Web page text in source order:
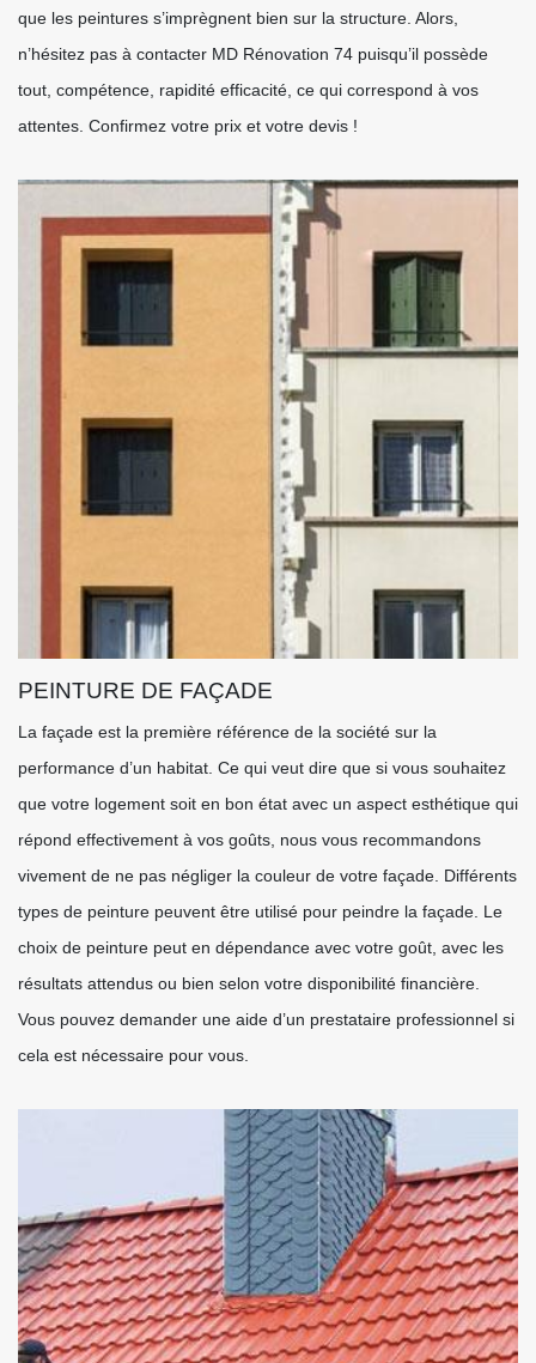
que les peintures s’imprègnent bien sur la structure. Alors,
n’hésitez pas à contacter MD Rénovation 74 puisqu’il possède
tout, compétence, rapidité efficacité, ce qui correspond à vos
attentes. Confirmez votre prix et votre devis !
PEINTURE DE FAÇADE
La façade est la première référence de la société sur la
performance d’un habitat. Ce qui veut dire que si vous souhaitez
que votre logement soit en bon état avec un aspect esthétique qui
répond effectivement à vos goûts, nous vous recommandons
vivement de ne pas négliger la couleur de votre façade. Différents
types de peinture peuvent être utilisé pour peindre la façade. Le
choix de peinture peut en dépendance avec votre goût, avec les
résultats attendus ou bien selon votre disponibilité financière.
Vous pouvez demander une aide d’un prestataire professionnel si
cela est nécessaire pour vous.